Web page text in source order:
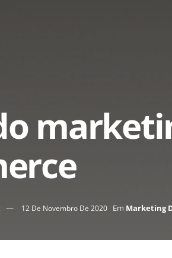
12 De Novembro De 2020 Em Marketing